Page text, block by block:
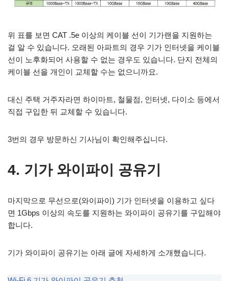
위 표를 보면 CAT .5e 이상의 케이블 선이 기가랜을 지원하는
걸 알 수 있습니다. 오래된 아파트의 경우 기가 인터넷을 케이블
선이 노후화되어 사용할 수 없는 경우도 있습니다. 단지 전체의
케이블 선을 개인이 교체할 수는 없으니까요.
대신 주택 거주자라면 하이마트, 철물점, 인터넷, 다이소 등에서
직접 구입한 뒤 교체할 수 있습니다.
3번의 경우 방문하신 기사님이 확인해주십니다.
4. 기가 와이파이 공유기
마지막으로 무선으로(와이파이) 기가 인터넷을 이용하고 싶다
면 1Gbps 이상의 속도를 지원하는 와이파이 공유기를 구입해야
합니다.
기가 와이파이 공유기는 아래 글에 자세하게 소개했습니다.